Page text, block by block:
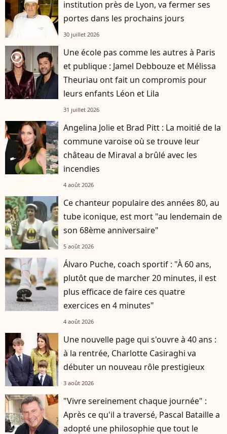
institution près de Lyon, va fermer ses
portes dans les prochains jours
30 juillet 2026
player2
Une école pas comme les autres à Paris
et publique : Jamel Debbouze et Mélissa
Theuriau ont fait un compromis pour
leurs enfants Léon et Lila
31 juillet 2026
Angelina Jolie et Brad Pitt : La moitié de la
commune varoise où se trouve leur
château de Miraval a brûlé avec les
incendies
4 août 2026
Ce chanteur populaire des années 80, au
tube iconique, est mort "au lendemain de
son 68ème anniversaire"
5 août 2026
Álvaro Puche, coach sportif : "À 60 ans,
plutôt que de marcher 20 minutes, il est
plus efficace de faire ces quatre
exercices en 4 minutes"
4 août 2026
Une nouvelle page qui s'ouvre à 40 ans :
à la rentrée, Charlotte Casiraghi va
débuter un nouveau rôle prestigieux
3 août 2026
"Vivre sereinement chaque journée" :
Après ce qu'il a traversé, Pascal Bataille a
adopté une philosophie que tout le